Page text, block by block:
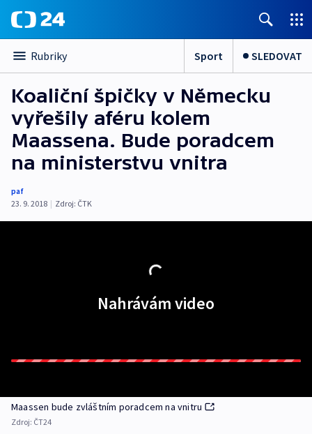
Rubriky Sport SLEDOVAT
Koaliční špičky v Německu
vyřešily aféru kolem
Maassena. Bude poradcem
na ministerstvu vnitra
paf
23. 9. 2018 | Zdroj: ČTK
Nahrávám video
Maassen bude zvláštním poradcem na vnitru
Zdroj: ČT24